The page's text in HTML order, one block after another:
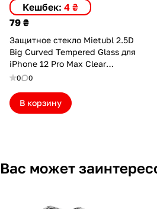
Кешбек: 4 ₴
79 ₴
Защитное стекло Mietubl 2.5D
Big Curved Tempered Glass для
iPhone 12 Pro Max Clear
(MTBL25D12PMCL)
0 0
В корзину
Вас может